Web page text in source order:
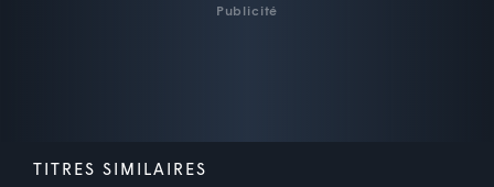
Publicité
TITRES SIMILAIRES